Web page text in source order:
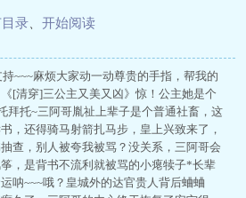
录
开始阅读
~~~麻烦大家动一动尊贵的手指，帮我的
[清穿]三公主又美又凶》惊！公主她是个
拜托~三阿哥胤祉上辈子是个普通社畜，这
，还得骑马射箭扎马步，皇上兴致来了，
查，别人被夸我被骂？没关系，三阿哥会
，是背书不流利就被骂的小瘪犊子*长辈
呐~~~哦？皇城外的达官贵人背后蛐蛐